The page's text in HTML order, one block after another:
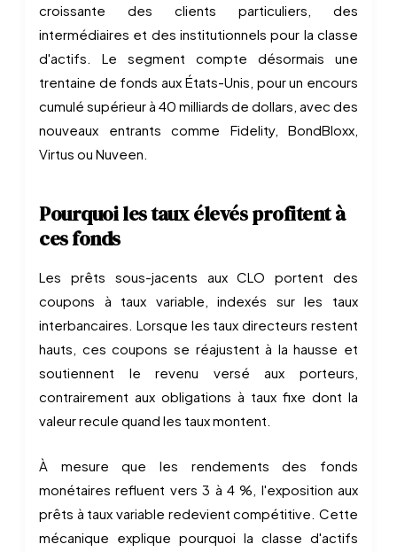
croissante des clients particuliers, des
intermédiaires et des institutionnels pour la classe
d'actifs. Le segment compte désormais une
trentaine de fonds aux États-Unis, pour un encours
cumulé supérieur à 40 milliards de dollars, avec des
nouveaux entrants comme Fidelity, BondBloxx,
Virtus ou Nuveen.
Pourquoi les taux élevés profitent à
ces fonds
Les prêts sous-jacents aux CLO portent des
coupons à taux variable, indexés sur les taux
interbancaires. Lorsque les taux directeurs restent
hauts, ces coupons se réajustent à la hausse et
soutiennent le revenu versé aux porteurs,
contrairement aux obligations à taux fixe dont la
valeur recule quand les taux montent.
À mesure que les rendements des fonds
monétaires refluent vers 3 à 4 %, l'exposition aux
prêts à taux variable redevient compétitive. Cette
mécanique explique pourquoi la classe d'actifs